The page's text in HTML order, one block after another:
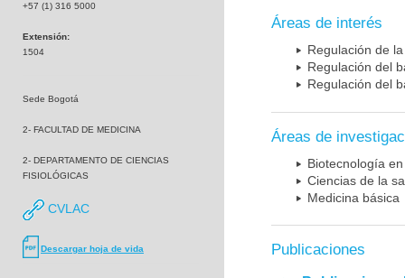
+57 (1) 316 5000
Extensión:
1504
Sede Bogotá
2- FACULTAD DE MEDICINA
2- DEPARTAMENTO DE CIENCIAS
FISIOLÓGICAS
CVLAC
Descargar hoja de vida
Áreas de interés
Regulación de
Regulación del
Regulación del
Áreas de
Biotecnología
Ciencias de la
Medicina básica
Publicaciones